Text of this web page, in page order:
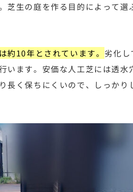
芝生の庭を作る目的によって選
約10年とされています。 劣化し
います。安価な人工芝には透水
長く保ちにくいので、しっかり